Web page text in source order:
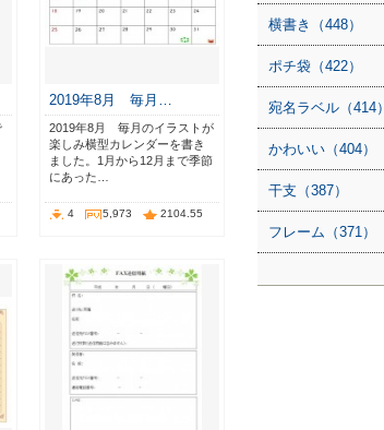
2019年8月 毎月…
2019年8月 毎月のイラストが
楽しみ横型カレンダーを書き
ました。1月から12月まで季節
にあった…
4 5,973 2104.55
横書き（448）
ポチ袋（422）
宛名ラベル（414）
かわいい（404）
干支（387）
フレーム（371）